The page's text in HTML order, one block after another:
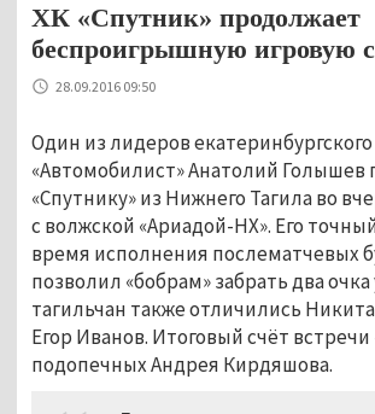
ХК «Спутник» продолжает
беспроигрышную игровую
28.09.2016 09:50
Один из лидеров
«Автомобилист» Анатолий Голышев
«Спутнику» из Нижнего Тагила во
с волжской «Ариадой-НХ». Его
время исполнения послематчевых
позволил «бобрам» забрать два
тагильчан также отличились
Егор Иванов. Итоговый счёт встречи
подопечных Андрея Кирдяшова.